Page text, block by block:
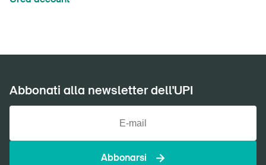
Abbonati alla newsletter dell'UPI
Abbonarsi